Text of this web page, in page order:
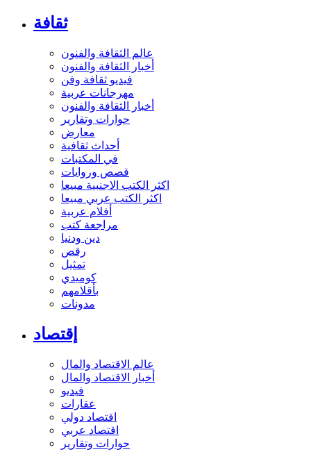
ثقافة
عالم الثقافة والفنون
أخبار الثقافة والفنون
فيديو ثقافة وفن
مهرجانات عربية
أخبار الثقافة والفنون
حوارات وتقارير
معارض
أحداث ثقافية
في المكتبات
قصص وروايات
اكثر الكتب الاجنبية مبيعا
اكثر الكتب عربي مبيعا
أفلام عربية
مراجعة كتب
دين ودنيا
رقص
تمثيل
كوميدي
بأقلامهم
مدونات
إقتصاد
عالم الاقتصاد والمال
أخبار الاقتصاد والمال
فيديو
عقارات
اقتصاد دولي
اقتصاد عربي
حوارات وتقارير